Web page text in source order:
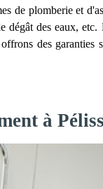
de plomberie et
des eaux,
des garanties
à